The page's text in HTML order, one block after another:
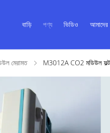
বাড়ি পণ্য ভিডিও আমাদের
মেরামত M3012A CO2 মডিউল ফল্ট